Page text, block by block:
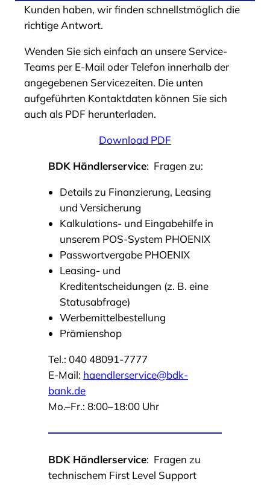
Kunden haben, wir finden schnellstmöglich die
richtige Antwort.
Wenden Sie sich einfach an unsere Service-
Teams per E-Mail oder Telefon innerhalb der
angegebenen Servicezeiten. Die unten
aufgeführten Kontaktdaten können Sie sich
auch als PDF herunterladen.
Download PDF
BDK Händlerservice: Fragen zu:
Details zu Finanzierung, Leasing
und Versicherung
Kalkulations- und Eingabehilfe in
unserem POS-System PHOENIX
Passwortvergabe PHOENIX
Leasing- und
Kreditentscheidungen (z. B. eine
Statusabfrage)
Werbemittelbestellung
Prämienshop
Tel.: 040 48091-7777
E-Mail: haendlerservice@bdk-
bank.de
Mo.–Fr.: 8:00–18:00 Uhr
BDK Händlerservice: Fragen zu
technischem First Level Support